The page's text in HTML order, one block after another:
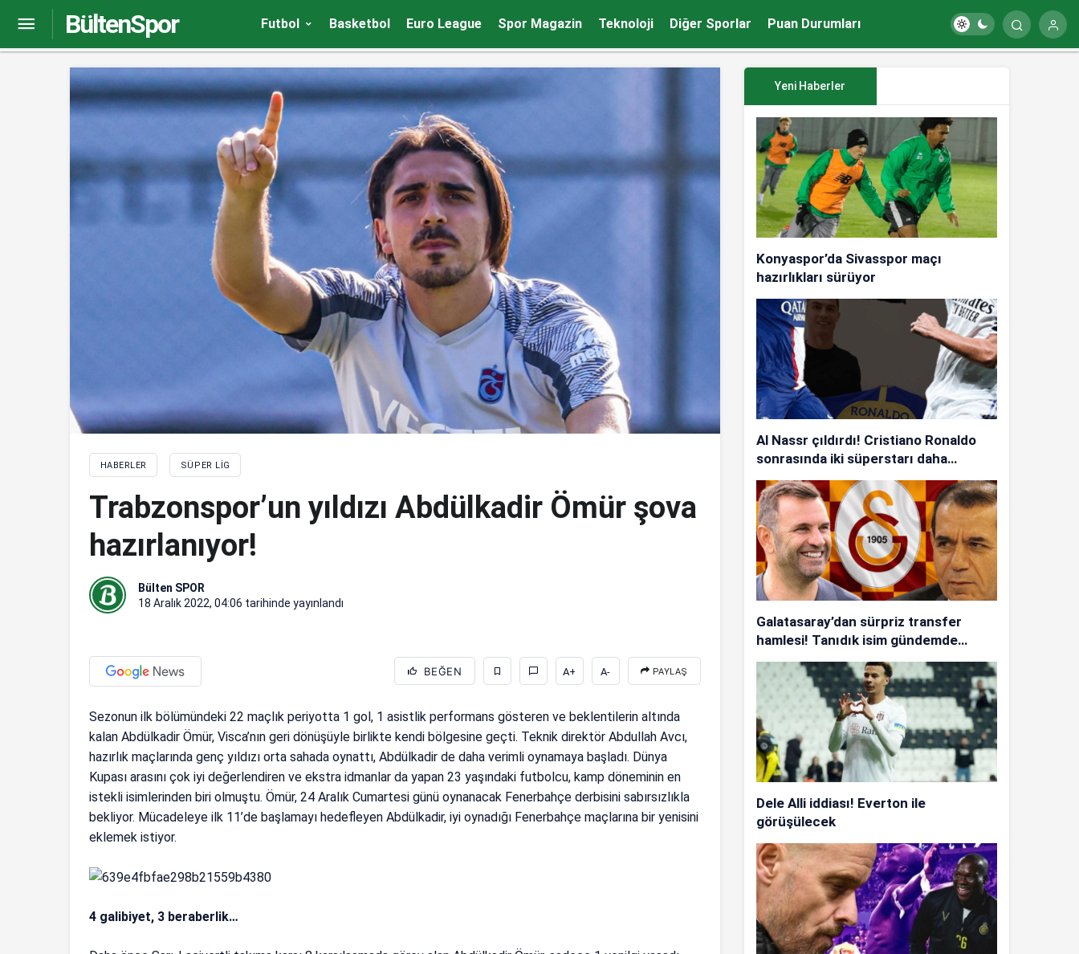
BültenSpor Futbol Basketbol Euro League Spor Magazin Teknoloji Diğer Sporlar Puan Durumları
HABERLER SÜPER LIG
Trabzonspor’un yıldızı Abdülkadir Ömür şova
hazırlanıyor!
Bülten SPOR
18 Aralık 2022, 04:06 tarihinde yayınlandı
BEĞEN A+ A- PAYLAŞ
Sezonun ilk bölümündeki 22 maçlık periyotta 1 gol, 1 asistlik performans gösteren ve beklentilerin altında
kalan Abdülkadir Ömür, Visca’nın geri dönüşüyle birlikte kendi bölgesine geçti. Teknik direktör Abdullah Avcı,
hazırlık maçlarında genç yıldızı orta sahada oynattı, Abdülkadir de daha verimli oynamaya başladı. Dünya
Kupası arasını çok iyi değerlendiren ve ekstra idmanlar da yapan 23 yaşındaki futbolcu, kamp döneminin en
istekli isimlerinden biri olmuştu. Ömür, 24 Aralık Cumartesi günü oynanacak Fenerbahçe derbisini sabırsızlıkla
bekliyor. Mücadeleye ilk 11’de başlamayı hedefleyen Abdülkadir, iyi oynadığı Fenerbahçe maçlarına bir yenisini
eklemek istiyor.
4 galibiyet, 3 beraberlik…
Yeni Haberler
Konyaspor’da Sivasspor maçı
hazırlıkları sürüyor
Al Nassr çıldırdı! Cristiano Ronaldo
sonrasında iki süperstarı daha
istiyorlar…
Galatasaray’dan sürpriz transfer
hamlesi! Tanıdık isim gündemde…
Dele Alli iddiası! Everton ile
görüşülecek
Transfer gelişmesi | Trabzonspor’un gözdesi kontrat yeniliyor!